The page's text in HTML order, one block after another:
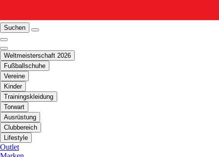
Suchen
Weltmeisterschaft 2026
Fußballschuhe
Vereine
Kinder
Trainingskleidung
Torwart
Ausrüstung
Clubbereich
Lifestyle
Outlet